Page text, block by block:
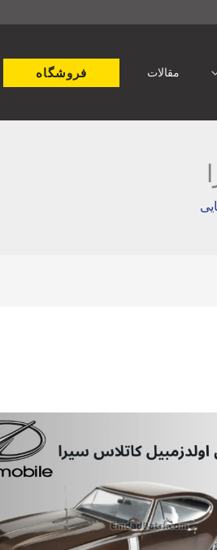
مقالات فروشگاه